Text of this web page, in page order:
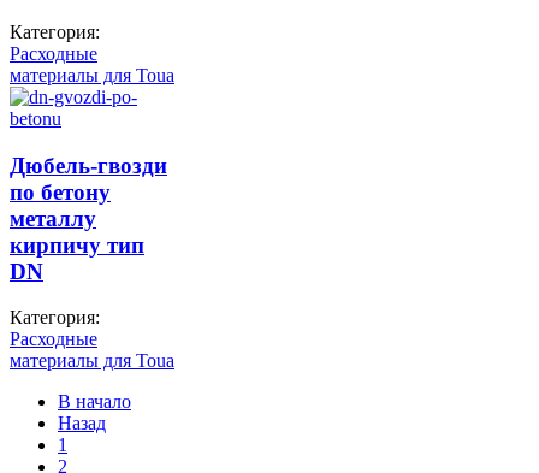
Категория:
Расходные
материалы для Toua
Дюбель-гвозди
по бетону
металлу
кирпичу тип
DN
Категория:
Расходные
материалы для Toua
В начало
Назад
1
2